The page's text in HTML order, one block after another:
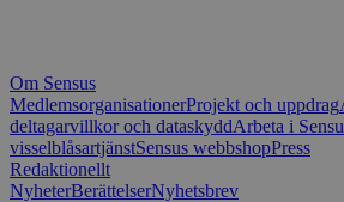
Om Sensus
MedlemsorganisationerProjekt och uppdrag
deltagarvillkor och dataskyddArbeta i
visselblåsartjänstSensus webbshopPress
Redaktionellt
NyheterBerättelserNyhetsbrev